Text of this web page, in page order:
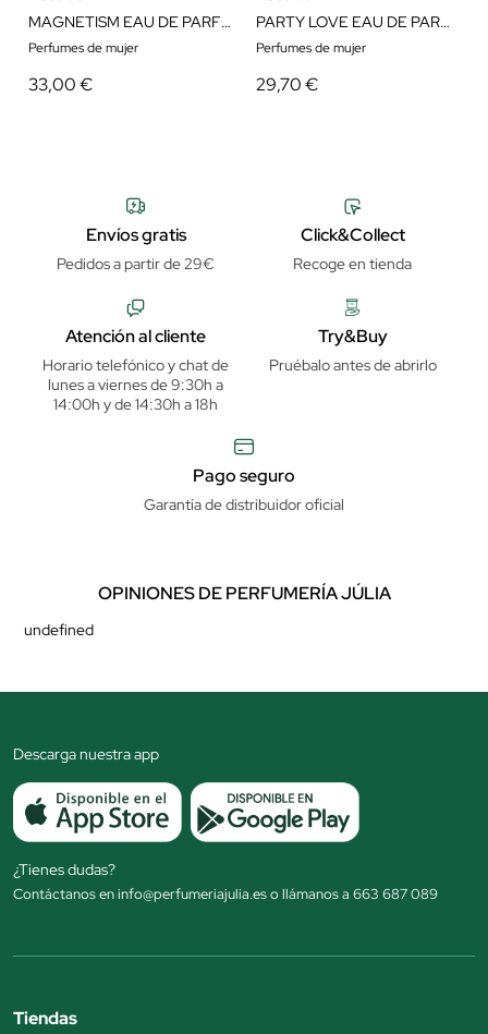
MAGNETISM EAU DE PARFUM
Perfumes de mujer
33,00 €
PARTY LOVE EAU DE PARFUM
Perfumes de mujer
29,70 €
Envíos gratis
Pedidos a partir de 29€
Click&Collect
Recoge en tienda
Atención al cliente
Horario telefónico y chat de
lunes a viernes de 9:30h a
14:00h y de 14:30h a 18h
Try&Buy
Pruébalo antes de abrirlo
Pago seguro
Garantía de distribuidor oficial
OPINIONES DE PERFUMERÍA JÚLIA
undefined
Descarga nuestra app
¿Tienes dudas?
Contáctanos en info@perfumeriajulia.es o llámanos a 663 687 089
Tiendas